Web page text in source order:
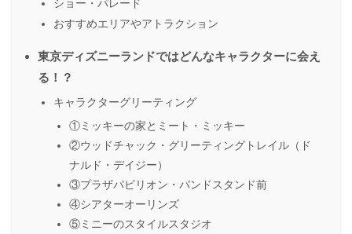
ショー・パレード
おすすめエリアやアトラクション
東京ディズニーランドではどんなキャラクターに会え
る！？
キャラクターグリーティング
①ミッキーの家とミート・ミッキー
②ウッドチャック・グリーティングトレイル（ド
ナルド・デイジー）
③プラザパビリオン・バンドスタンド前
④シアターオーリンズ
⑤ミニーのスタイルスタジオ